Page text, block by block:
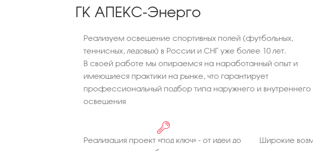
ГК АПЕКС-Энерго
Реализуем освещение спортивных полей (футбольных,
теннисных, ледовых) в России и СНГ уже более 10 лет.
В своей работе мы опираемся на наработанный опыт и
имеющиеся практики на рынке, что гарантирует
профессиональный подбор типа наружнего и внутреннего
освещения
Реализация проект «под ключ» - от идеи до
Широкие